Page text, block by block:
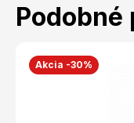
Akcia -30%